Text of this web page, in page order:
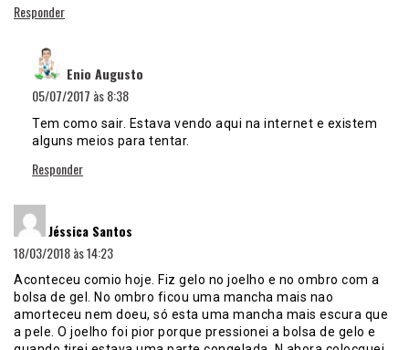
Responder
Enio Augusto
05/07/2017 às 8:38
Tem como sair. Estava vendo aqui na internet e existem
alguns meios para tentar.
Responder
Jéssica Santos
18/03/2018 às 14:23
Aconteceu comio hoje. Fiz gelo no joelho e no ombro com a
bolsa de gel. No ombro ficou uma mancha mais nao
amorteceu nem doeu, só esta uma mancha mais escura que
a pele. O joelho foi pior porque pressionei a bolsa de gelo e